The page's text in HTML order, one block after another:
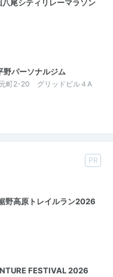
尾シティリレーマラソン
パーソナルジム
町2-20 グリッドビル４A
PR
野高原トレイルラン2026
FESTIVAL 2026